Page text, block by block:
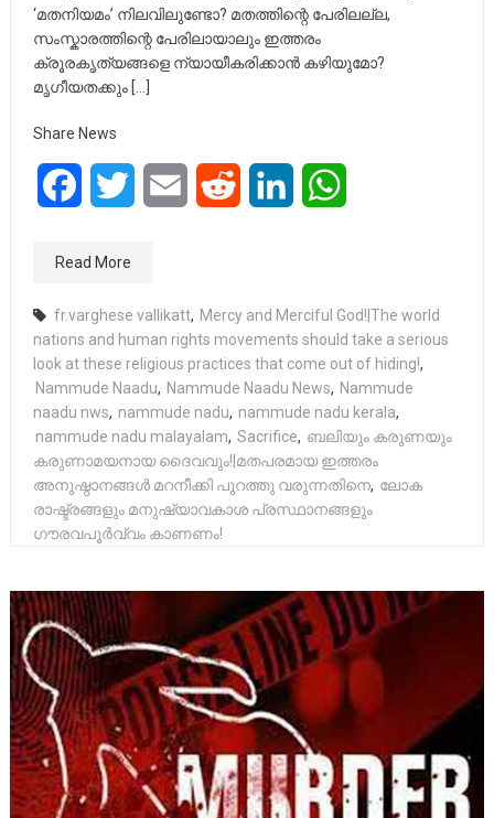
‘മതനിയമം’ നിലവിലുണ്ടോ? മതത്തിന്റെ പേരിലല്ല,
സംസ്കാരത്തിന്റെ പേരിലായാലും ഇത്തരം
ക്രൂരകൃത്യങ്ങളെ ന്യായീകരിക്കാൻ കഴിയുമോ?
മൃഗീയതക്കും […]
Share News
FacebookTwitter Email Reddit LinkedIn
Read More
fr.varghese vallikatt, Mercy and Merciful God!|The world
nations and human rights movements should take a serious
look at these religious practices that come out of hiding!,
Nammude Naadu, Nammude Naadu News, Nammude
naadu nws, nammude nadu, nammude nadu kerala,
nammude nadu malayalam, Sacrifice, ബലിയും കരുണയും
കരുണാമയനായ ദൈവവും!|മതപരമായ ഇത്തരം
അനുഷ്ഠാനങ്ങൾ മറനീക്കി പുറത്തു വരുന്നതിനെ, ലോക
രാഷ്ട്രങ്ങളും മനുഷ്യാവകാശ പ്രസ്ഥാനങ്ങളും
ഗൗരവപൂർവ്വം കാണണം!